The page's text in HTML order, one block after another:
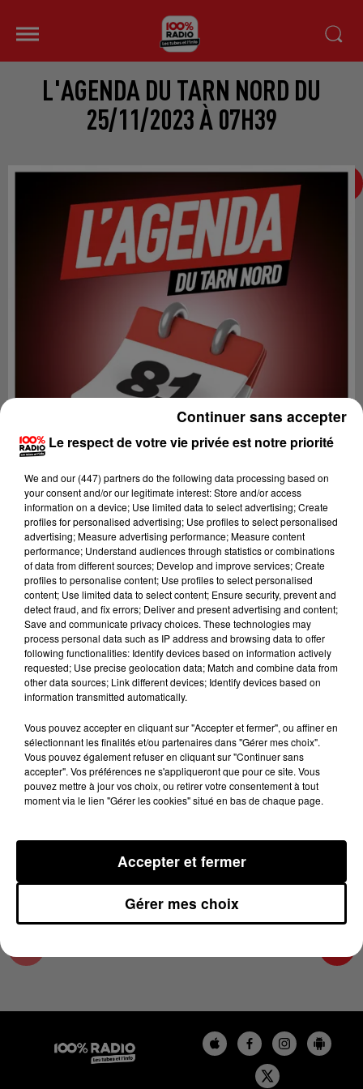
L'AGENDA DU TARN NORD DU
25/11/2023 À 07H39
Lecture (1 min 14 sec)
100%
100% Radio l'agenda du Tarn nord
25 novembre 2023 - 1 min 14 sec
L'AGENDA DU TARN NORD DU 25/11/2023 À
07H39
L'AGENDA DU TARN NORD
Le respect de votre vie privée est notre priorité
We and our (447) partnersdo the following data processing based on
your consent and/or our legitimate interest: Store and/or access
information on a device; Use limited data to select advertising; Create
profiles for personalised advertising; Use profiles to select personalised
advertising; Measure advertising performance; Measure content
performance; Understand audiences through statistics or combinations
of data from different sources; Develop and improve services; Create
profiles to personalise content; Use profiles to select personalised
content; Use limited data to select content; Ensure security, prevent and
detect fraud, and fix errors; Deliver and present advertising and content;
Save and communicate privacy choices. These technologies may
process personal data such as IP address and browsing data to offer
following functionalities: Identify devices based on information actively
requested; Use precise geolocation data; Match and combine data from
other data sources; Link different devices; Identify devices based on
information transmitted automatically.
Vous pouvez accepter en cliquant sur "Accepter et fermer", ou affiner en
sélectionnant les finalités et/ou partenaires dans "Gérer mes choix".
Vous pouvez également refuser en cliquant sur "Continuer sans
accepter". Vos préférences ne s'appliqueront que pour ce site. Vous
pouvez mettre à jour vos choix, ou retirer votre consentement à tout
moment via le lien "Gérer les cookies" situé en bas de chaque page.
Gérer mes choix
Accepter et fermer
Continuer sans accepter